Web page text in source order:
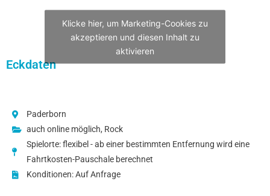
Klicke hier, um Marketing-Cookies zu
akzeptieren und diesen Inhalt zu
aktivieren
Eckdaten
Paderborn
auch online möglich, Rock
Spielorte: flexibel - ab einer bestimmten Entfernung wird eine
Fahrtkosten-Pauschale berechnet
Konditionen: Auf Anfrage